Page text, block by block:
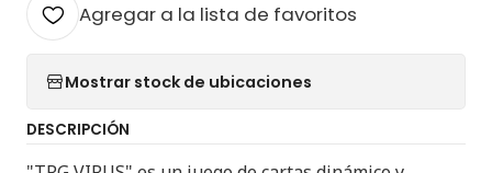
Agregar a la lista de favoritos
Mostrar stock de ubicaciones
DESCRIPCIÓN